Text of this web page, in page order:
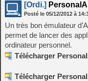
[Ordi.]
Posté le 05/12/2012 à
Un très bon émulateur
permet de lancer des
ordinateur personnel.
Télécharger
Télécharger